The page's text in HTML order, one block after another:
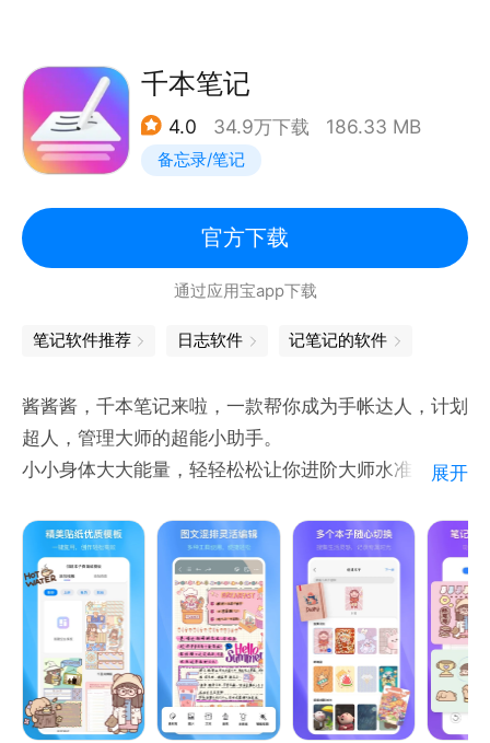
千本笔记
4.0 34.9万下载 186.33 MB
备忘录/笔记
官方下载
通过应用宝app下载
笔记软件推荐 日志软件 记笔记的软件
酱酱酱，千本笔记来啦，一款帮你成为手帐达人，计划
超人，管理大师的超能小助手。
小小身体大大能量，轻轻松松让你进阶大师水准，再也
【个性素材超市】
* 从本子封面开始，你就不同于别人，平台提供丰富多
样可选择，自己还能自定义，简直不要太棒
* 贴纸多多，模板好看，本子精美，支持自己导入
pdf，让你素材不重样，分分钟做好一篇手帐
展开